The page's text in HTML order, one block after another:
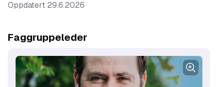
Oppdatert 29.6.2026
Faggruppeleder